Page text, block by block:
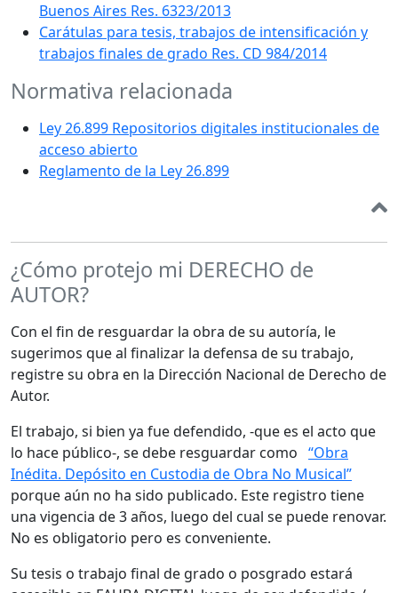
Buenos Aires Res. 6323/2013
Carátulas para tesis, trabajos de intensificación y
trabajos finales de grado Res. CD 984/2014
Normativa relacionada
Ley 26.899 Repositorios digitales institucionales de
acceso abierto
Reglamento de la Ley 26.899
¿Cómo protejo mi DERECHO de
AUTOR?
Con el fin de resguardar la obra de su autoría, le
sugerimos que al finalizar la defensa de su trabajo,
registre su obra en la Dirección Nacional de Derecho de
Autor.
El trabajo, si bien ya fue defendido, -que es el acto que
lo hace público-, se debe resguardar como “Obra
Inédita. Depósito en Custodia de Obra No Musical”
porque aún no ha sido publicado. Este registro tiene
una vigencia de 3 años, luego del cual se puede renovar.
No es obligatorio pero es conveniente.
Su tesis o trabajo final de grado o posgrado estará